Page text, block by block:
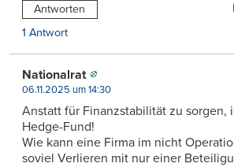
Antworten
1 Antwort
Nationalrat
06.11.2025 um 14:30
Anstatt für Finanzstabilität zu sorgen,
Hedge-Fund!
Wie kann eine Firma im nicht
soviel Verlieren mit nur einer